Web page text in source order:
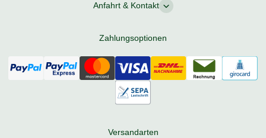
Anfahrt & Kontakt
Zahlungsoptionen
Versandarten